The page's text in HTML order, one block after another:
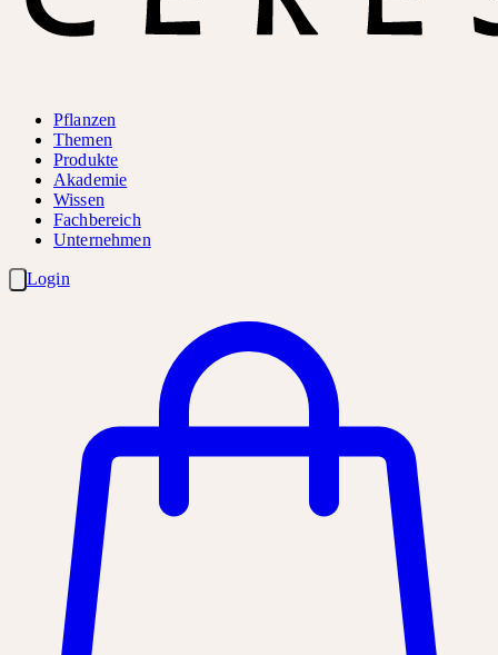
Pflanzen
Themen
Produkte
Akademie
Wissen
Fachbereich
Unternehmen
Login